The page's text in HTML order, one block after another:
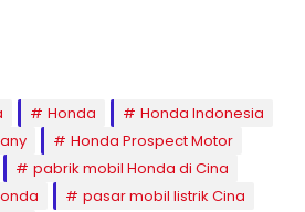
Honda
Honda Indonesia
Honda Prospect Motor
pabrik mobil Honda di Cina
pasar mobil listrik Cina